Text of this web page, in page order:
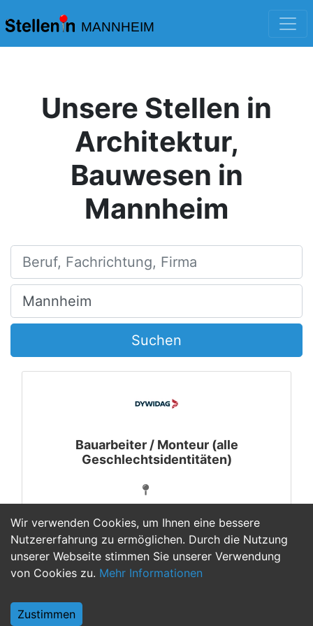
MANNHEIM
Wir verwenden Cookies, um Ihnen eine bessere
Nutzererfahrung zu ermöglichen. Durch die Nutzung
unserer Webseite stimmen Sie unserer Verwendung
von Cookies zu. Mehr Informationen
Zustimmen
Unsere Stellen in
Architektur,
Bauwesen in
Mannheim
Beruf, Fachrichtung, Firma
Ort, Stadt
Suchen
Bauarbeiter / Monteur (alle
Geschlechtsidentitäten)
1